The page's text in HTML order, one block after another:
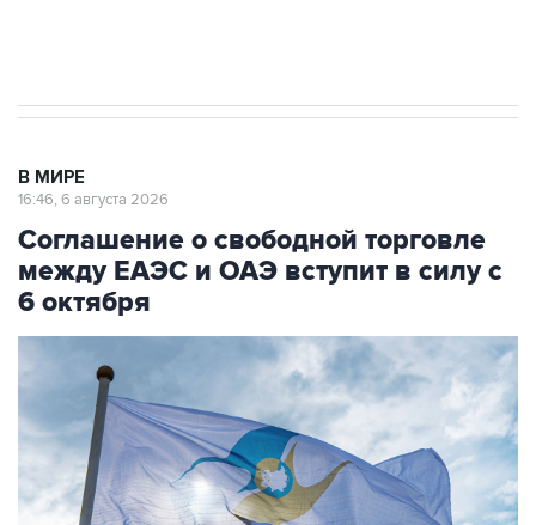
В МИРЕ
16:46, 6 августа 2026
Соглашение о свободной торговле
между ЕАЭС и ОАЭ вступит в силу с
6 октября